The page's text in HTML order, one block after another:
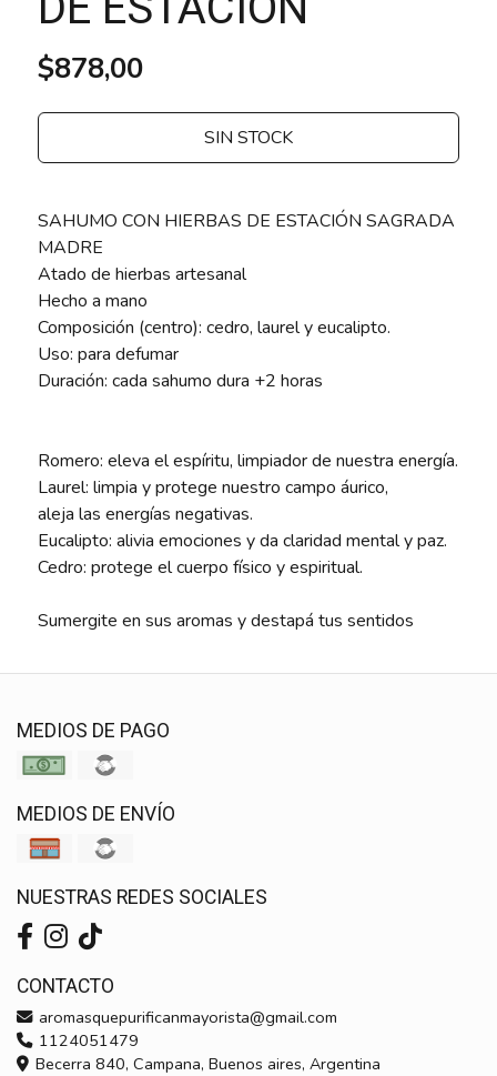
$878,00
SIN STOCK
SAHUMO CON HIERBAS DE ESTACIÓN SAGRADA
MADRE
Atado de hierbas artesanal
Hecho a mano
Composición (centro): cedro, laurel y eucalipto.
Uso: para defumar
Duración: cada sahumo dura +2 horas
Romero: eleva el espíritu, limpiador de nuestra energía.
Laurel: limpia y protege nuestro campo áurico,
aleja las energías negativas.
Eucalipto: alivia emociones y da claridad mental y paz.
Cedro: protege el cuerpo físico y espiritual.
Sumergite en sus aromas y destapá tus sentidos
MEDIOS DE PAGO
MEDIOS DE ENVÍO
NUESTRAS REDES SOCIALES
CONTACTO
aromasquepurificanmayorista@gmail.com
1124051479
Becerra 840, Campana, Buenos aires, Argentina